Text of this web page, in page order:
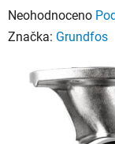
Průměrné
hodnocení
Neohodnoceno
Značka: Grundfos